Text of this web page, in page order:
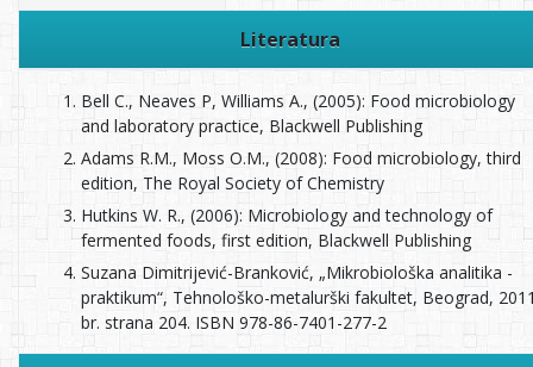
Literatura
Bell C., Neaves P, Williams A., (2005): Food microbiology
and laboratory practice, Blackwell Publishing
Adams R.M., Moss O.M., (2008): Food microbiology, third
edition, The Royal Society of Chemistry
Hutkins W. R., (2006): Microbiology and technology of
fermented foods, first edition, Blackwell Publishing
Suzana Dimitrijević-Branković, „Mikrobiološka analitika -
praktikum“, Tehnološko-metalurški fakultet, Beograd,
br. strana 204. ISBN 978-86-7401-277-2